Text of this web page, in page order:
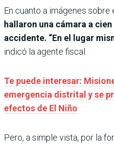
En cuanto a imágenes sobre
hallaron una cámara a
accidente. “En el lugar
indicó la agente fiscal.
Te puede interesar:
emergencia distrital y se
efectos de El Niño
Pero, a simple vista, por la